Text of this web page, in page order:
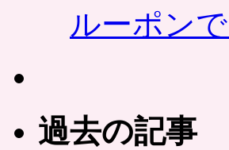
ルーポン
過去の記事